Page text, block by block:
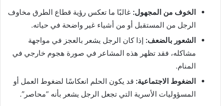
الخوف من المجهول: غالبًا ما تعكس رؤية قطاع الطرق مخاوف
الرجل من المستقبل أو من أشياء غير واضحة في حياته.
الشعور بالضعف: إذا كان الرجل يشعر بالعجز في مواجهة
مشاكله، فقد تظهر هذه المشاعر في صورة هجوم خارجي في
المنام.
الضغوط الاجتماعية: قد يكون الحلم انعكاسًا لضغوط العمل أو
المسؤوليات الأسرية التي تجعل الرجل يشعر بأنه “محاصر”.